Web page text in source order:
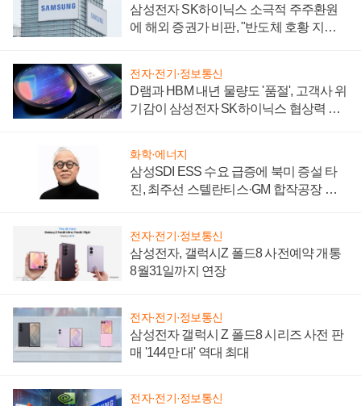
삼성전자 SK하이닉스 소극적 주주환원
에 해외 증권가 비판, "반도체 호황 지속
전자·전기·정보통신
D램과 HBM 내년 물량도 '품절', 고객사 위
기감이 삼성전자 SK하이닉스 협상력 더
화학·에너지
삼성SDI ESS 수요 급증에 북미 증설 타
진, 최주선 스텔란티스·GM 합작공장 건
전자·전기·정보통신
삼성전자, 갤럭시Z 폴드8 사전예약 개통
8월31일까지 연장
전자·전기·정보통신
삼성전자 갤럭시 Z 폴드8 시리즈 사전 판
매 '144만 대' 역대 최대
전자·전기·정보통신